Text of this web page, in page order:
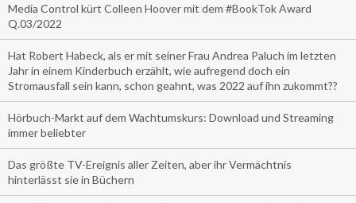
Media Control kürt Colleen Hoover mit dem #BookTok Award
Q.03/2022
Hat Robert Habeck, als er mit seiner Frau Andrea Paluch im letzten
Jahr in einem Kinderbuch erzählt, wie aufregend doch ein
Stromausfall sein kann, schon geahnt, was 2022 auf ihn zukommt??
Hörbuch-Markt auf dem Wachtumskurs: Download und Streaming
immer beliebter
Das größte TV-Ereignis aller Zeiten, aber ihr Vermächtnis
hinterlässt sie in Büchern